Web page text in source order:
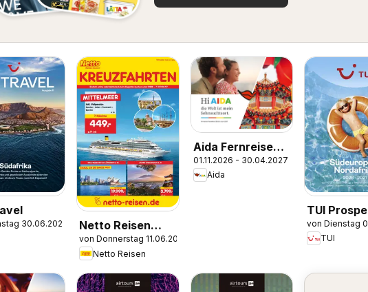
30.06.2026
Netto Reisen
Kreuzfahrten
von Donnerstag 11.06.2026
Netto Reisen
Aida Fernreisen
Winter
2026/2027
01.11.2026 - 30.04.2027
Aida
TUI
Nordafrika
von Dienstag
TUI